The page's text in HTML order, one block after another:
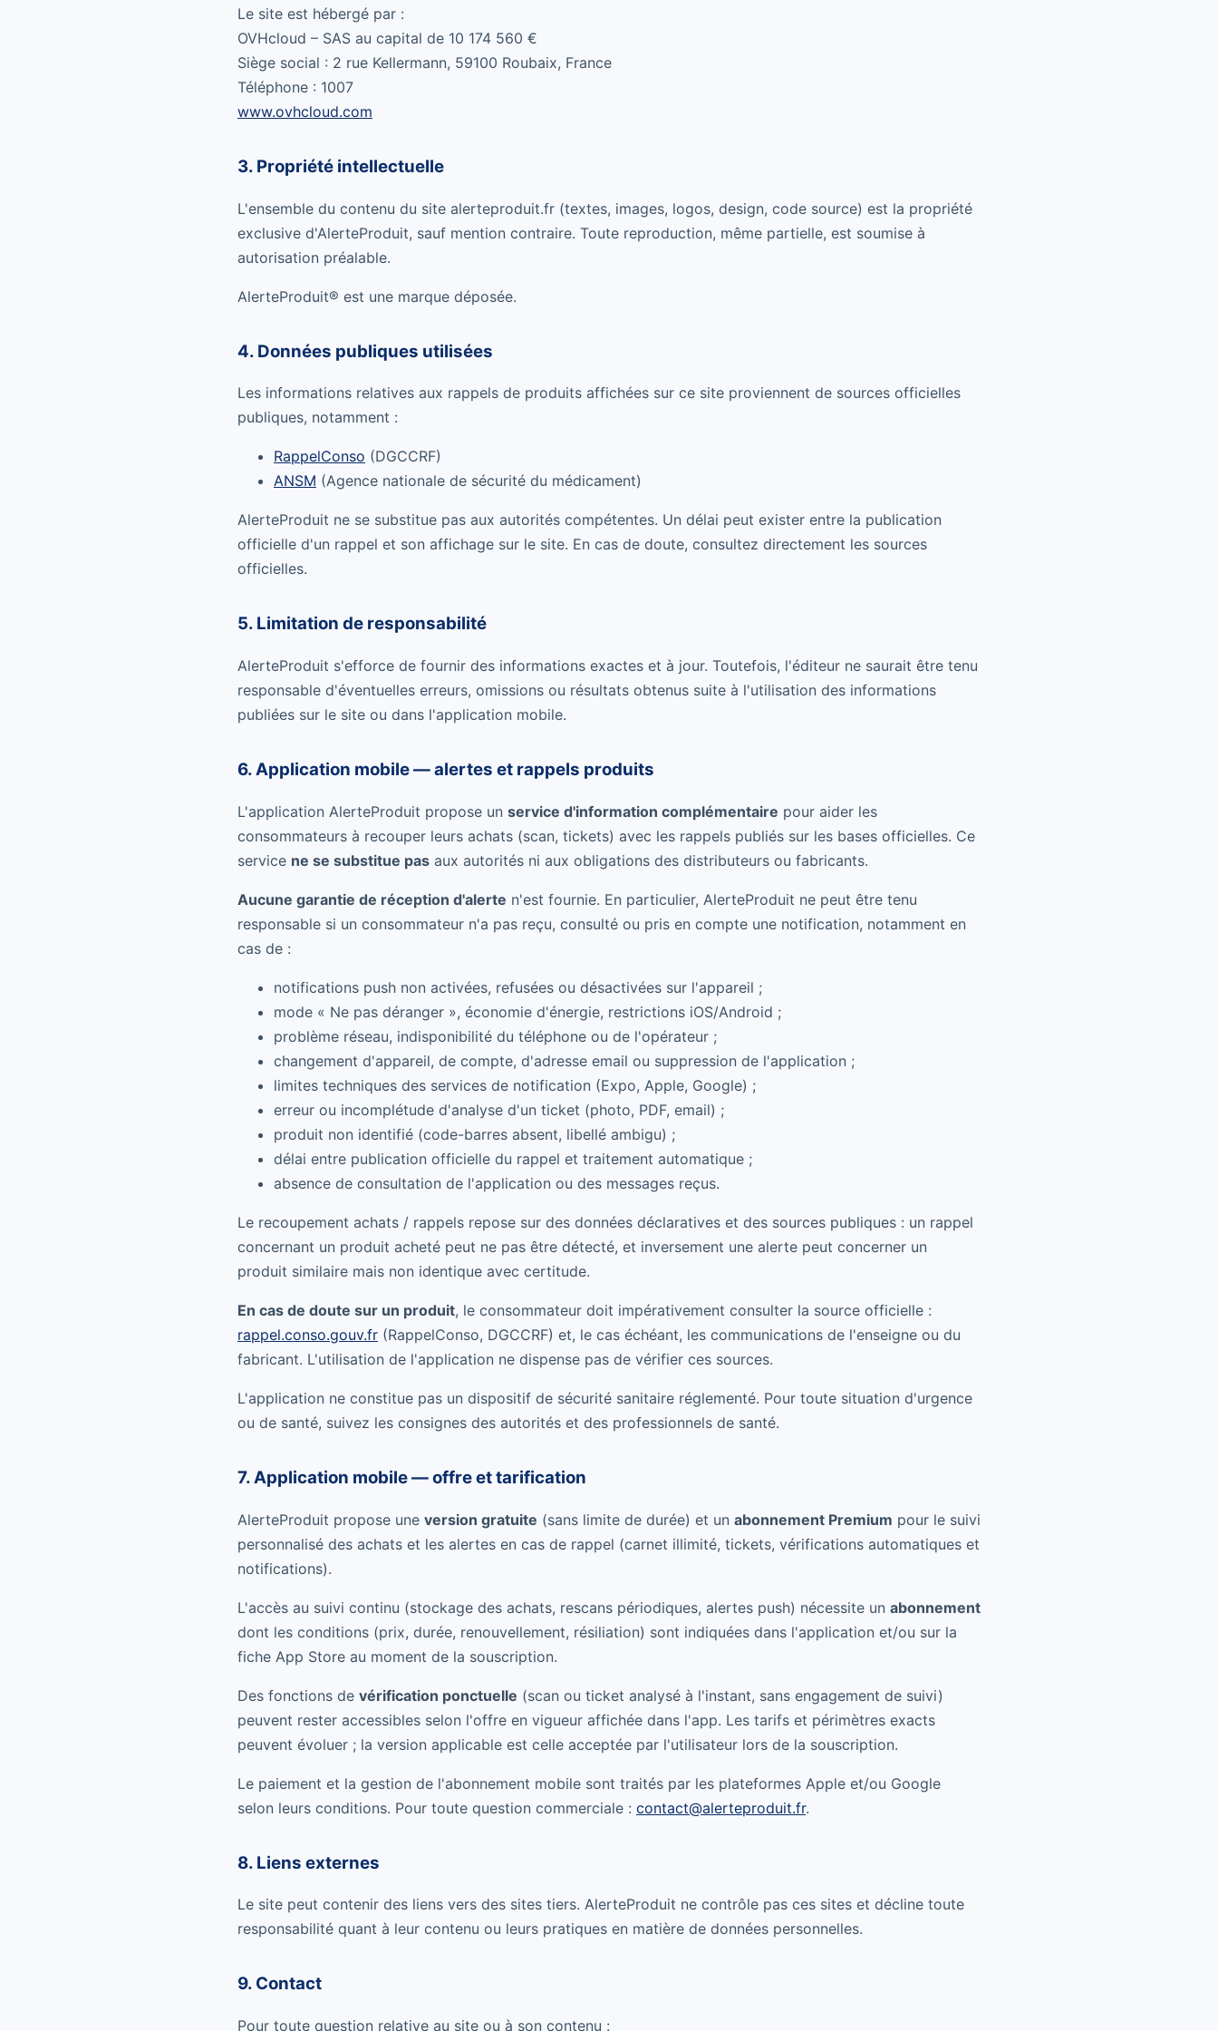
Le site est hébergé par :
OVHcloud – SAS au capital de 10 174 560 €
Siège social : 2 rue Kellermann, 59100 Roubaix, France
Téléphone : 1007
www.ovhcloud.com
3. Propriété intellectuelle
L'ensemble du contenu du site alerteproduit.fr (textes, images, logos, design, code source) est la propriété
exclusive d'AlerteProduit, sauf mention contraire. Toute reproduction, même partielle, est soumise à
autorisation préalable.
AlerteProduit® est une marque déposée.
4. Données publiques utilisées
Les informations relatives aux rappels de produits affichées sur ce site proviennent de sources officielles
publiques, notamment :
RappelConso (DGCCRF)
ANSM (Agence nationale de sécurité du médicament)
AlerteProduit ne se substitue pas aux autorités compétentes. Un délai peut exister entre la publication
officielle d'un rappel et son affichage sur le site. En cas de doute, consultez directement les sources
officielles.
5. Limitation de responsabilité
AlerteProduit s'efforce de fournir des informations exactes et à jour. Toutefois, l'éditeur ne saurait être tenu
responsable d'éventuelles erreurs, omissions ou résultats obtenus suite à l'utilisation des informations
publiées sur le site ou dans l'application mobile.
6. Application mobile — alertes et rappels produits
L'application AlerteProduit propose un service d'information complémentaire pour aider les
consommateurs à recouper leurs achats (scan, tickets) avec les rappels publiés sur les bases officielles. Ce
service ne se substitue pas aux autorités ni aux obligations des distributeurs ou fabricants.
Aucune garantie de réception d'alerte n'est fournie. En particulier, AlerteProduit ne peut être tenu
responsable si un consommateur n'a pas reçu, consulté ou pris en compte une notification, notamment en
cas de :
notifications push non activées, refusées ou désactivées sur l'appareil ;
mode « Ne pas déranger », économie d'énergie, restrictions iOS/Android ;
problème réseau, indisponibilité du téléphone ou de l'opérateur ;
changement d'appareil, de compte, d'adresse email ou suppression de l'application ;
limites techniques des services de notification (Expo, Apple, Google) ;
erreur ou incomplétude d'analyse d'un ticket (photo, PDF, email) ;
produit non identifié (code-barres absent, libellé ambigu) ;
délai entre publication officielle du rappel et traitement automatique ;
absence de consultation de l'application ou des messages reçus.
Le recoupement achats / rappels repose sur des données déclaratives et des sources publiques : un rappel
concernant un produit acheté peut ne pas être détecté, et inversement une alerte peut concerner un
produit similaire mais non identique avec certitude.
En cas de doute sur un produit, le consommateur doit impérativement consulter la source officielle :
rappel.conso.gouv.fr (RappelConso, DGCCRF) et, le cas échéant, les communications de l'enseigne ou du
fabricant. L'utilisation de l'application ne dispense pas de vérifier ces sources.
L'application ne constitue pas un dispositif de sécurité sanitaire réglementé. Pour toute situation d'urgence
ou de santé, suivez les consignes des autorités et des professionnels de santé.
7. Application mobile — offre et tarification
AlerteProduit propose une version gratuite (sans limite de durée) et un abonnement Premium pour le suivi
personnalisé des achats et les alertes en cas de rappel (carnet illimité, tickets, vérifications automatiques et
notifications).
L'accès au suivi continu (stockage des achats, rescans périodiques, alertes push) nécessite un abonnement
dont les conditions (prix, durée, renouvellement, résiliation) sont indiquées dans l'application et/ou sur la
fiche App Store au moment de la souscription.
Des fonctions de vérification ponctuelle (scan ou ticket analysé à l'instant, sans engagement de suivi)
peuvent rester accessibles selon l'offre en vigueur affichée dans l'app. Les tarifs et périmètres exacts
peuvent évoluer ; la version applicable est celle acceptée par l'utilisateur lors de la souscription.
Le paiement et la gestion de l'abonnement mobile sont traités par les plateformes Apple et/ou Google
selon leurs conditions. Pour toute question commerciale : contact@alerteproduit.fr.
8. Liens externes
Le site peut contenir des liens vers des sites tiers. AlerteProduit ne contrôle pas ces sites et décline toute
responsabilité quant à leur contenu ou leurs pratiques en matière de données personnelles.
9. Contact
Pour toute question relative au site ou à son contenu :